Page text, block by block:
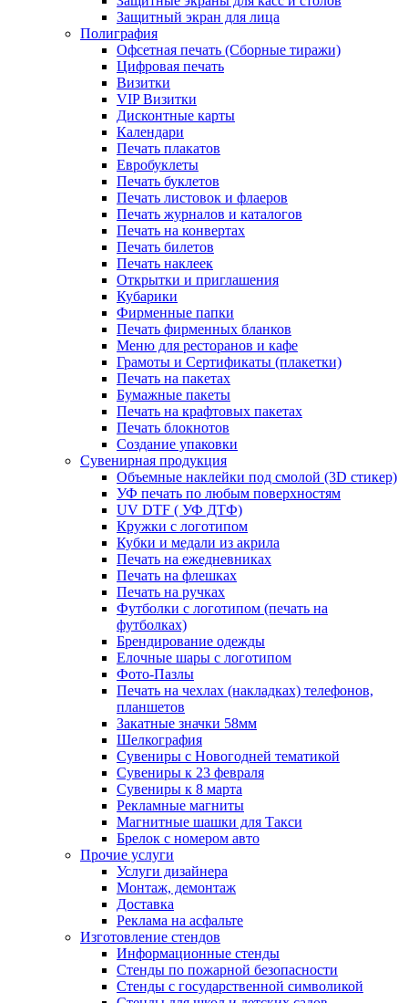
Защитный экран для лица
Полиграфия
Офсетная печать (Сборные тиражи)
Цифровая печать
Визитки
VIP Визитки
Дисконтные карты
Календари
Печать плакатов
Евробуклеты
Печать буклетов
Печать листовок и флаеров
Печать журналов и каталогов
Печать на конвертах
Печать билетов
Печать наклеек
Открытки и приглашения
Кубарики
Фирменные папки
Печать фирменных бланков
Меню для ресторанов и кафе
Грамоты и Сертификаты (плакетки)
Печать на пакетах
Бумажные пакеты
Печать на крафтовых пакетах
Печать блокнотов
Создание упаковки
Сувенирная продукция
Объемные наклейки под смолой (3D стикер)
УФ печать по любым поверхностям
UV DTF ( УФ ДТФ)
Кружки с логотипом
Кубки и медали из акрила
Печать на ежедневниках
Печать на флешках
Печать на ручках
Футболки с логотипом (печать на
футболках)
Брендирование одежды
Елочные шары с логотипом
Фото-Пазлы
Печать на чехлах (накладках) телефонов,
планшетов
Закатные значки 58мм
Шелкография
Сувениры с Новогодней тематикой
Сувениры к 23 февраля
Сувениры к 8 марта
Рекламные магниты
Магнитные шашки для Такси
Брелок с номером авто
Прочие услуги
Услуги дизайнера
Монтаж, демонтаж
Доставка
Реклама на асфальте
Изготовление стендов
Информационные стенды
Стенды по пожарной безопасности
Стенды с государственной символикой